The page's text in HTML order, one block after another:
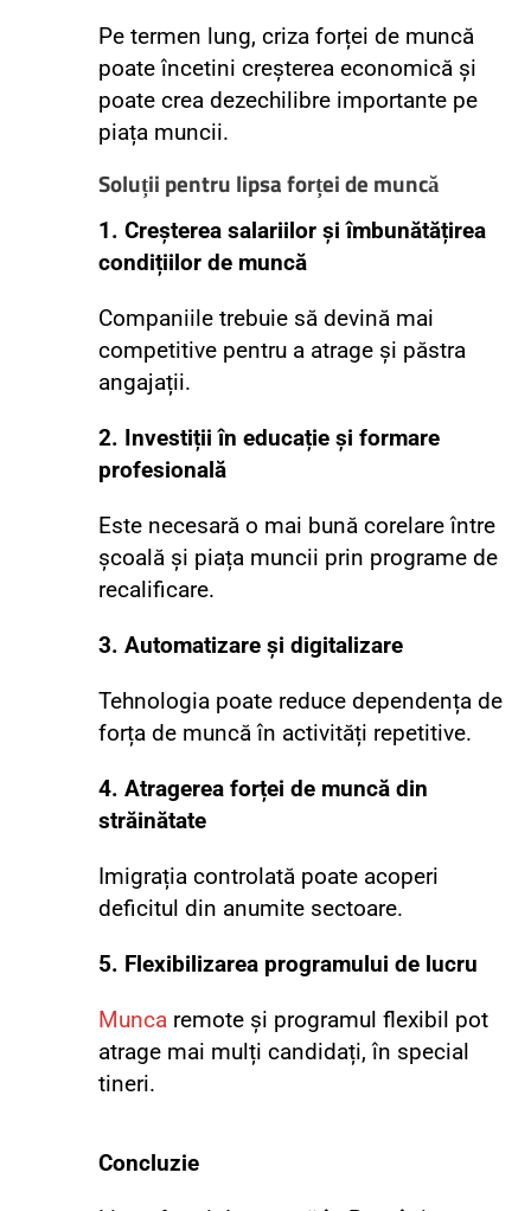
Pe termen lung, criza forței de muncă
poate încetini creșterea economică și
poate crea dezechilibre importante pe
piața muncii.
Soluții pentru lipsa forței de muncă
1. Creșterea salariilor și îmbunătățirea
condițiilor de muncă
Companiile trebuie să devină mai
competitive pentru a atrage și păstra
angajații.
2. Investiții în educație și formare
profesională
Este necesară o mai bună corelare între
școală și piața muncii prin programe de
recalificare.
3. Automatizare și digitalizare
Tehnologia poate reduce dependența de
forța de muncă în activități repetitive.
4. Atragerea forței de muncă din
străinătate
Imigrația controlată poate acoperi
deficitul din anumite sectoare.
5. Flexibilizarea programului de lucru
Munca remote și programul flexibil pot
atrage mai mulți candidați, în special
tineri.
Concluzie